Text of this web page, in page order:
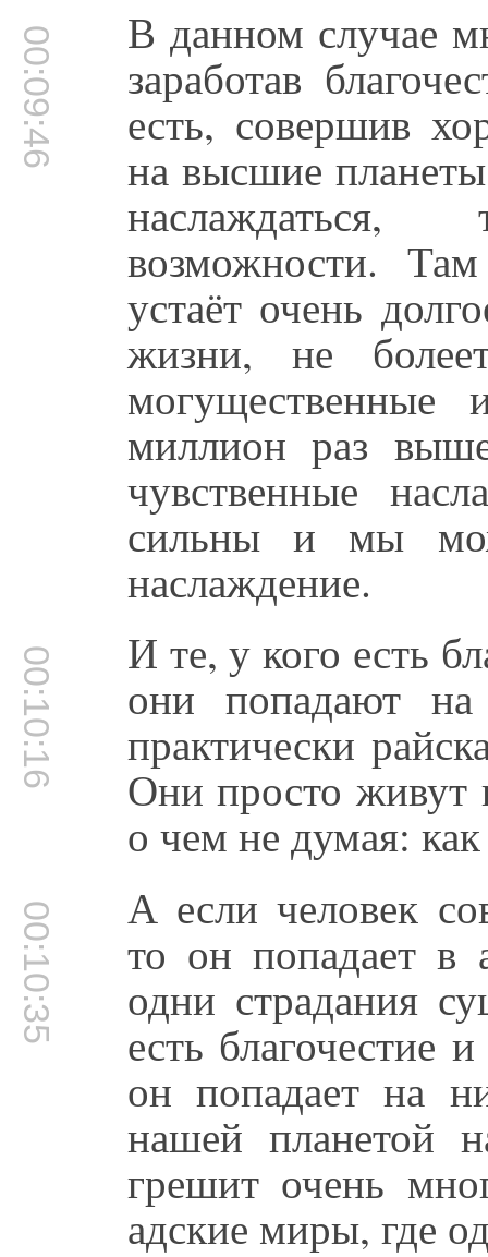
00:09:46 В данном случае
заработав
есть, совершив
на высшие
возможности.
устаёт очень
жизни, не
миллион раз
чувственные
сильны и мы
наслаждение.
00:10:16 И те, у кого есть
они попадают
практически
Они просто живут
о чем не думая:
00:10:35 А если человек
то он попадает в
одни страдания
есть благочестие
он попадает на
нашей планетой
грешит очень
адские миры, где